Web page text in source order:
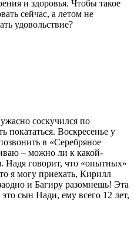
и здоровья. Чтобы такое
сейчас, а летом не
удовольствие?
соскучился по
покататься. Воскресенье у
в «Серебряное
– можно ли к какой-
Надя говорит, что «опытных»
я могу приехать, Кирилл
и Багиру разомнешь! Эта
сын Нади, ему всего 12 лет,